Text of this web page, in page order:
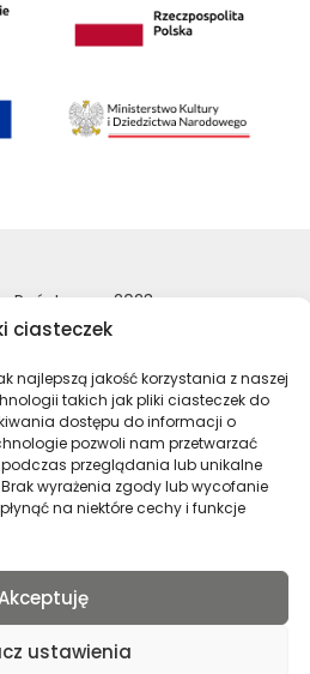
ciasteczek
najlepszą jakość korzystania z naszej
takich jak pliki ciasteczek do
dostępu do informacji o
pozwoli nam przetwarzać
przeglądania lub unikalne
wyrażenia zgody lub wycofanie
na niektóre cechy i funkcje
ustawienia
Państwowe 2023
nFinity.pl
dostępności
prywatności
Archiwa Państwowe w
Profil Archiwa Państwowe
Profil Archiwa
Profil Archiwa
Polski